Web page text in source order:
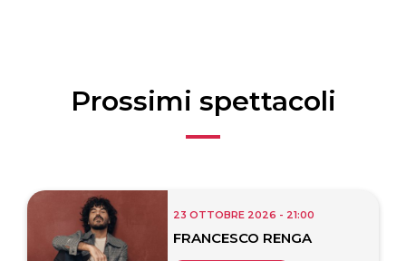
Prossimi spettacoli
23 OTTOBRE 2026 - 21:00
FRANCESCO RENGA